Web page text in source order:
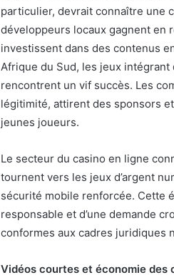
particulier, devrait connaître une
développeurs locaux gagnent en
investissent dans des contenus
Afrique du Sud, les jeux
rencontrent un vif succès. Les
légitimité, attirent des sponsors
jeunes joueurs.
Le secteur du casino en ligne
tournent vers les jeux d’argent
sécurité mobile renforcée. Cette
responsable et d’une demande
conformes aux cadres juridiques
Vidéos courtes et économie des